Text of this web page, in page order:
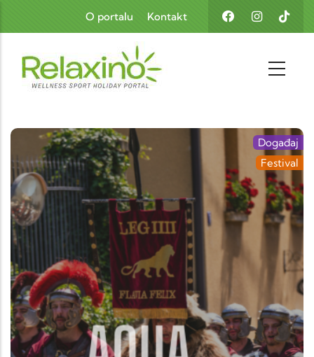
Skoči na glavni sadržaj
O portalu Kontakt
Događaj
Festival